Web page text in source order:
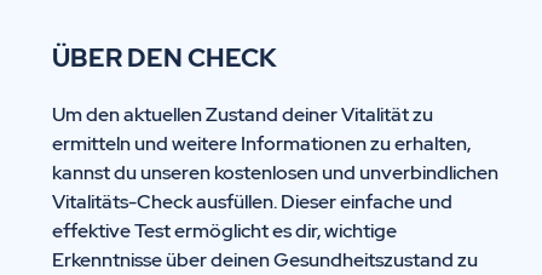
ÜBER DEN CHECK
Um den aktuellen Zustand deiner Vitalität zu
ermitteln und weitere Informationen zu erhalten,
kannst du unseren kostenlosen und unverbindlichen
Vitalitäts-Check ausfüllen. Dieser einfache und
effektive Test ermöglicht es dir, wichtige
Erkenntnisse über deinen Gesundheitszustand zu